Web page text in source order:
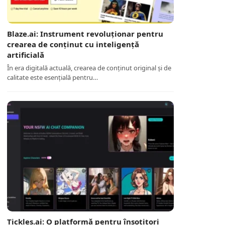
Blaze.ai: Instrument revoluționar pentru
crearea de conținut cu inteligență
artificială
În era digitală actuală, crearea de conținut original și de
calitate este esențială pentru…
Tickles.ai: O platformă pentru însoțitori